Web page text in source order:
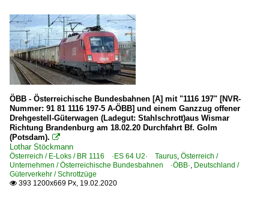
ÖBB - Österreichische Bundesbahnen [A] mit "1116 197" [NVR-
Nummer: 91 81 1116 197-5 A-ÖBB] und einem Ganzzug offener
Drehgestell-Güterwagen (Ladegut: Stahlschrott)aus Wismar
Richtung Brandenburg am 18.02.20 Durchfahrt Bf. Golm
(Potsdam). 
Lothar Stöckmann
Österreich / E-Loks / BR 1116 ·ES 64 U2· Taurus, Österreich /
Unternehmen / Österreichische Bundesbahnen ·ÖBB·, Deutschland /
Güterverkehr / Schrottzüge
 393 1200x669 Px, 19.02.2020